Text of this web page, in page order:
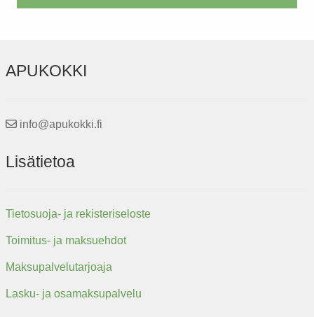
APUKOKKI
info@apukokki.fi
Lisätietoa
Tietosuoja- ja rekisteriseloste
Toimitus- ja maksuehdot
Maksupalvelutarjoaja
Lasku- ja osamaksupalvelu